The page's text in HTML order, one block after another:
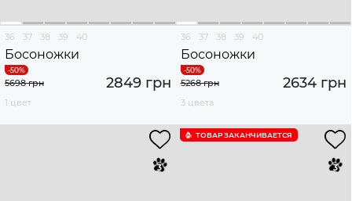
36 37 38 39 40
Босоножки
2849 грн
5698 грн
1 цвет
36 37 38 39 40
Босоножки
2634 грн
5268 грн
3 цвета
ТОВАР ЗАКАНЧИВАЕТСЯ